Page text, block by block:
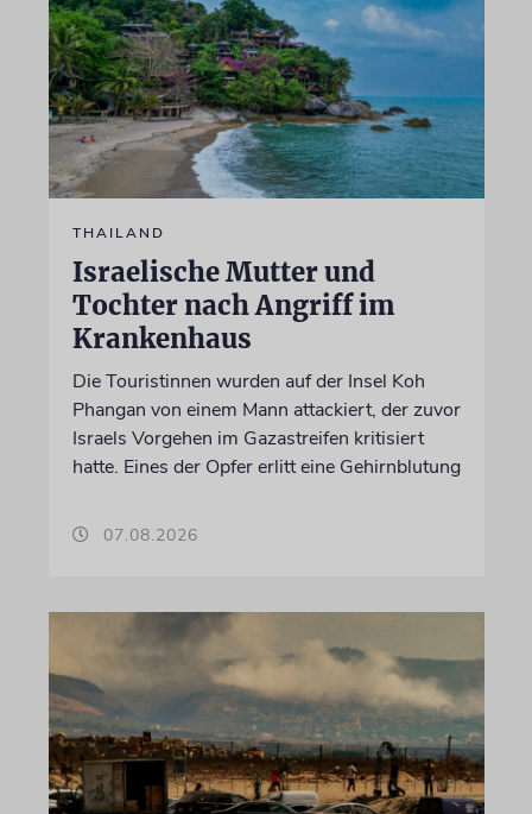
THAILAND
Israelische Mutter und
Tochter nach Angriff im
Krankenhaus
Die Touristinnen wurden auf der Insel Koh
Phangan von einem Mann attackiert, der zuvor
Israels Vorgehen im Gazastreifen kritisiert
hatte. Eines der Opfer erlitt eine Gehirnblutung
07.08.2026